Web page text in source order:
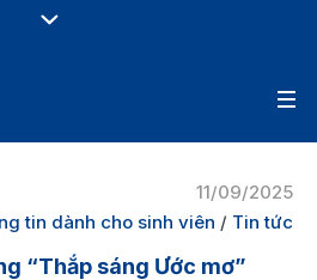
11/09/2025
tin dành cho sinh viên / Tin tức
“Thắp sáng Ước mơ”